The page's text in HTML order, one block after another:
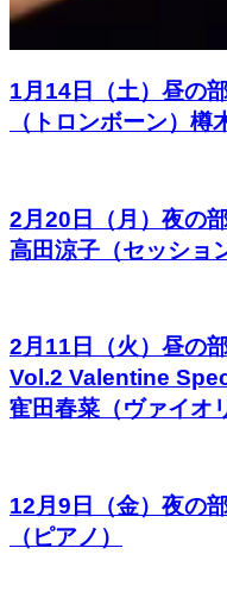
1月14日（土）昼の
（トロンボーン）樽
2月20日（月）夜の
高田涼子（セッショ
2月11日（火）昼の
Vol.2 Valentine
寉田春菜（ヴァイオ
12月9日（金）夜の
（ピアノ）